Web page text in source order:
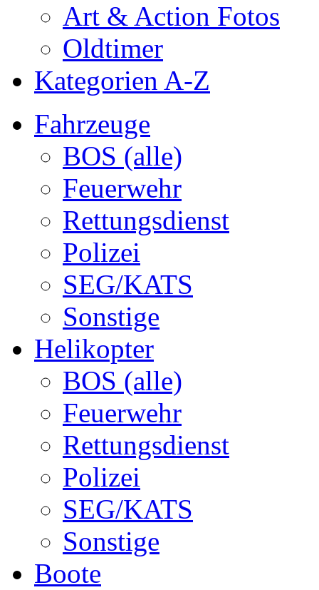
Art & Action Fotos
Oldtimer
Kategorien A-Z
Fahrzeuge
BOS (alle)
Feuerwehr
Rettungsdienst
Polizei
SEG/KATS
Sonstige
Helikopter
BOS (alle)
Feuerwehr
Rettungsdienst
Polizei
SEG/KATS
Sonstige
Boote